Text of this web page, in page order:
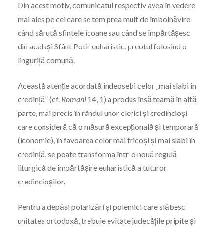
Din acest motiv, comunicatul respectiv avea în vedere
mai ales pe cei care se tem prea mult de îmbolnăvire
când sărută sfintele icoane sau când se împărtăşesc
din acelaşi Sfânt Potir euharistic, preotul folosind o
linguriţă comună.
Această atenţie acordată îndeosebi celor „mai slabi în
credinţă” (cf. Romani14, 1) a produs însă teamă în altă
parte, mai precis în rândul unor clerici şi credincioşi
care consideră că o măsură excepţională şi temporară
(iconomie), în favoarea celor mai fricoşi şi mai slabi în
credinţă, se poate transforma într-o nouă regulă
liturgică de împărtăşire euharistică a tuturor
credincioşilor.
Pentru a depăşi polarizări şi polemici care slăbesc
unitatea ortodoxă, trebuie evitate judecăţile pripite şi